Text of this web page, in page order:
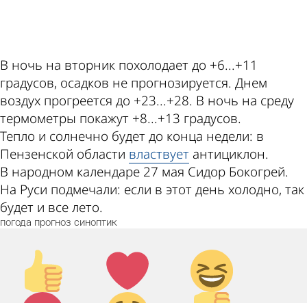
В ночь на вторник похолодает до +6...+11
градусов, осадков не прогнозируется. Днем
воздух прогреется до +23...+28. В ночь на среду
термометры покажут +8...+13 градусов.
Тепло и солнечно будет до конца недели: в
Пензенской области властвует антициклон.
В народном календаре 27 мая Сидор Бокогрей.
На Руси подмечали: если в этот день холодно, так
будет и все лето.
погода прогноз синоптик
Палец
вверх!
Лайк!
Дикий
смех!